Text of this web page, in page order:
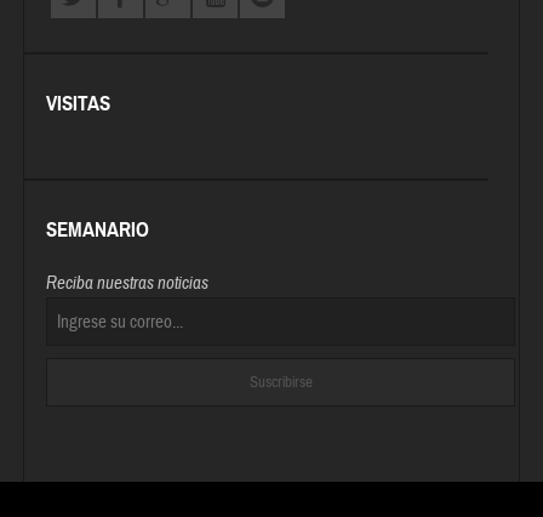
VISITAS
SEMANARIO
Reciba nuestras noticias